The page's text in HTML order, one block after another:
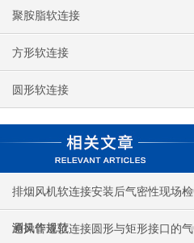
聚胺脂软连接
方形软连接
圆形软连接
排烟风机软连接安装后气密性现场检
测操作规范
通风管道软连接圆形与矩形接口的气